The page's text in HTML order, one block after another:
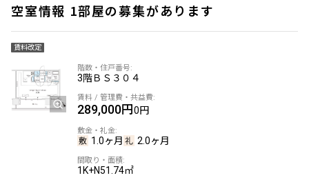
空室情報 1部屋の募集があります
賃料改定
3階ＢＳ３０４
289,000円0円
1.0ヶ月 2.0ヶ月
1K+N51.74㎡